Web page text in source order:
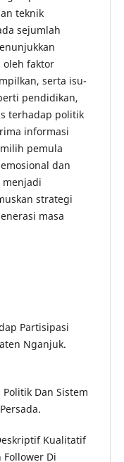
teknik
sejumlah
oleh faktor
serta isu-
pendidikan,
terhadap politik
informasi
pemula
dan
strategi
masa
Partisipasi
Nganjuk.
Dan Sistem
Kualitatif
Di